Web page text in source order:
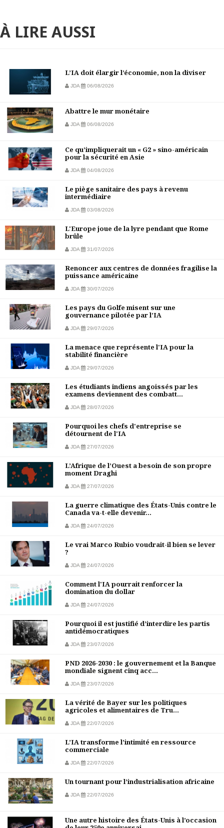
À LIRE AUSSI
L’IA doit élargir l’économie, non la diviser
JDA 06/08/2026
Abattre le mur monétaire
JDA 06/08/2026
Ce qu’impliquerait un « G2 » sino-américain
pour la sécurité en Asie
JDA 04/08/2026
Le piège sanitaire des pays à revenu
intermédiaire
JDA 03/08/2026
L'Europe joue de la lyre pendant que Rome
brûle
JDA 31/07/2026
Renoncer aux centres de données fragilise la
puissance américaine
JDA 30/07/2026
Les pays du Golfe misent sur une
gouvernance pilotée par l’IA
JDA 29/07/2026
La menace que représente l'IA pour la
stabilité financière
JDA 29/07/2026
Les étudiants indiens angoissés par les
examens deviennent des combatt...
JDA 28/07/2026
Pourquoi les chefs d'entreprise se
détournent de l'IA
JDA 27/07/2026
L’Afrique de l’Ouest a besoin de son propre
moment Draghi
JDA 27/07/2026
La guerre climatique des États-Unis contre le
Canada va-t-elle devenir...
JDA 24/07/2026
Le vrai Marco Rubio voudrait-il bien se lever
?
JDA 24/07/2026
Comment l'IA pourrait renforcer la
domination du dollar
JDA 24/07/2026
Pourquoi il est justifié d’interdire les partis
antidémocratiques
JDA 23/07/2026
PND 2026-2030 : le gouvernement et la Banque
mondiale signent cinq acc...
JDA 23/07/2026
La vérité de Bayer sur les politiques
agricoles et alimentaires de Tru...
JDA 22/07/2026
L’IA transforme l’intimité en ressource
commerciale
JDA 22/07/2026
Un tournant pour l’industrialisation africaine
JDA 22/07/2026
Une autre histoire des États-Unis à l’occasion